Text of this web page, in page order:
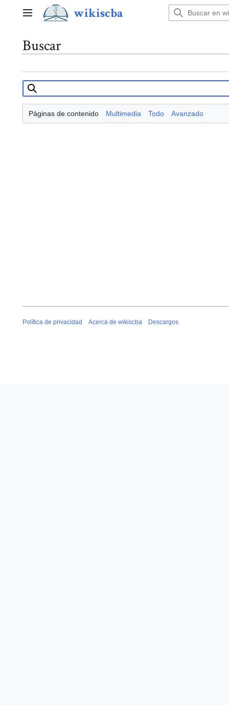
Menú principalwikiscba
Buscar
Páginas de contenido Multimedia Todo Avanzado
Política de privacidad Acerca de wikiscba Descargos